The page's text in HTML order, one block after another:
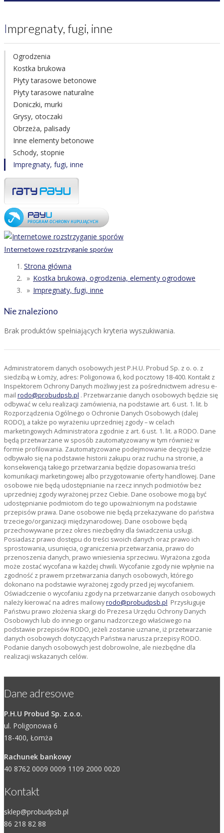
Impregnaty, fugi, inne
Ogrodzenia
Kostka brukowa
Płyty tarasowe betonowe
Płyty tarasowe naturalne
Doniczki, murki
Grysy, otoczaki
Obrzeża, palisady
Inne elementy betonowe
Schody, stopnie
Impregnaty, fugi, inne
Internetowe rozstrzyganie sporów
Strona główna
Kostka brukowa, ogrodzenia, elementy ogrodowe
Impregnaty, fugi, inne
Nie znaleziono
Brak produktów spełniających kryteria wyszukiwania.
Administratorem danych osobowych jest P.H.U. Probud Sp. z o. o. z
siedzibą w Łomży, adres: Poligonowa 6, kod pocztowy 18-400. Kontakt z
Inspektorem Ochrony Danych możliwy jest za pośrednictwem adresu e-
mail rodo@probudpsb.pl . Przetwarzanie danych osobowych będzie się
odbywać w celu realizacji zamówienia, na podstawie art. 6 ust. 1. lit. b
Rozporządzenia Ogólnego o Ochronie Danych Osobowych (dalej
RODO), a także po wyrażeniu uprzedniej zgody – w celach
marketingowych Administratora zgodnie z art. 6 ust. 1. lit. a RODO. Dane
będą przetwarzane w sposób zautomatyzowany w tym również w
formie profilowania. Zautomatyzowane podejmowanie decyzji będzie
odbywało się na podstawie historii zakupu oraz ruchu na stronie, a
konsekwencją takiego przetwarzania będzie dopasowania treści
komunikacji marketingowej albo przygotowanie oferty handlowej. Dane
osobowe nie będą udostępnianie na rzecz innych podmiotów bez
uprzedniej zgody wyrażonej przez Ciebie. Dane osobowe mogą być
udostępnianie podmiotom do tego upoważnionym na podstawie
przepisów prawa. Dane osobowe nie będą przekazywane do państwa
trzeciego/organizacji międzynarodowej. Dane osobowe będą
przechowywane przez okres niezbędny dla świadczenia usługi.
Posiadasz prawo dostępu do treści swoich danych oraz prawo ich
sprostowania, usunięcia, ograniczenia przetwarzania, prawo do
przenoszenia danych, prawo wniesienia sprzeciwu. Wyrażona zgoda
może zostać wycofana w każdej chwili. Wycofanie zgody nie wpłynie na
zgodność z prawem przetwarzania danych osobowych, którego
dokonano na podstawie wyrażonej zgody przed jej wycofaniem.
Oświadczenie o wycofaniu zgody na przetwarzanie danych osobowych
należy kierować na adres mailowyrodo@probudpsb.pl Przysługuje
Państwu prawo złożenia skargi do Prezesa Urzędu Ochrony Danych
Osobowych lub do innego organu nadzorczego właściwego na
podstawie przepisów RODO, jeżeli zostanie uznane, iż przetwarzanie
danych osobowych dotyczących Państwa narusza przepisy RODO.
Podanie danych osobowych jest dobrowolne, ale niezbędne dla
realizacji wskazanych celów.
Dane adresowe
P.H.U Probud Sp. z.o.o.
ul. Poligonowa 6
18-400, Łomża
Rachunek bankowy
40 8762 0009 0009 1109 2000 0020
Kontakt
sklep@probudpsb.pl
86 218 82 88